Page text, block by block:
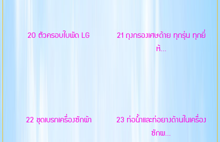
20 ตัวครอบใบพัด LG
21 ถุงกรองเศษด้าย ทุกรุ่น ทุกยี่
ห้...
22 ชุดเบรกเครื่องซักผ้า
23 ท่อน้ำและท่อยางด้านในเครื่อง
ซักผ...